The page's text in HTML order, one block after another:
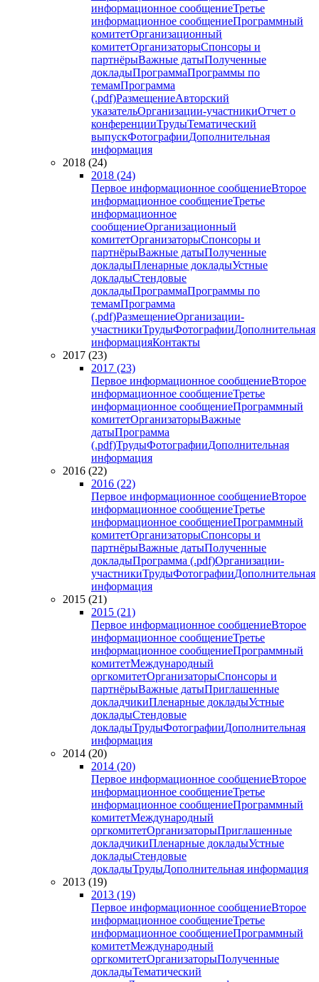
информационное сообщениеТретье
информационное сообщениеПрограммный
комитетОрганизационный
комитетОрганизаторыСпонсоры и
партнёрыВажные датыПолученные
докладыПрограммаПрограммы по
темамПрограмма
(.pdf)РазмещениеАвторский
указательОрганизации-участникиОтчет о
конференцииТрудыТематический
выпускФотографииДополнительная
информация
2018 (24)
2018 (24)
Первое информационное сообщениеВторое
информационное сообщениеТретье
информационное
сообщениеОрганизационный
комитетОрганизаторыСпонсоры и
партнёрыВажные датыПолученные
докладыПленарные докладыУстные
докладыСтендовые
докладыПрограммаПрограммы по
темамПрограмма
(.pdf)РазмещениеОрганизации-
участникиТрудыФотографииДополнительная
информацияКонтакты
2017 (23)
2017 (23)
Первое информационное сообщениеВторое
информационное сообщениеТретье
информационное сообщениеПрограммный
комитетОрганизаторыВажные
датыПрограмма
(.pdf)ТрудыФотографииДополнительная
информация
2016 (22)
2016 (22)
Первое информационное сообщениеВторое
информационное сообщениеТретье
информационное сообщениеПрограммный
комитетОрганизаторыСпонсоры и
партнёрыВажные датыПолученные
докладыПрограмма (.pdf)Организации-
участникиТрудыФотографииДополнительная
информация
2015 (21)
2015 (21)
Первое информационное сообщениеВторое
информационное сообщениеТретье
информационное сообщениеПрограммный
комитетМеждународный
оргкомитетОрганизаторыСпонсоры и
партнёрыВажные датыПриглашенные
докладчикиПленарные докладыУстные
докладыСтендовые
докладыТрудыФотографииДополнительная
информация
2014 (20)
2014 (20)
Первое информационное сообщениеВторое
информационное сообщениеТретье
информационное сообщениеПрограммный
комитетМеждународный
оргкомитетОрганизаторыПриглашенные
докладчикиПленарные докладыУстные
докладыСтендовые
докладыТрудыДополнительная информация
2013 (19)
2013 (19)
Первое информационное сообщениеВторое
информационное сообщениеТретье
информационное сообщениеПрограммный
комитетМеждународный
оргкомитетОрганизаторыПолученные
докладыТематический